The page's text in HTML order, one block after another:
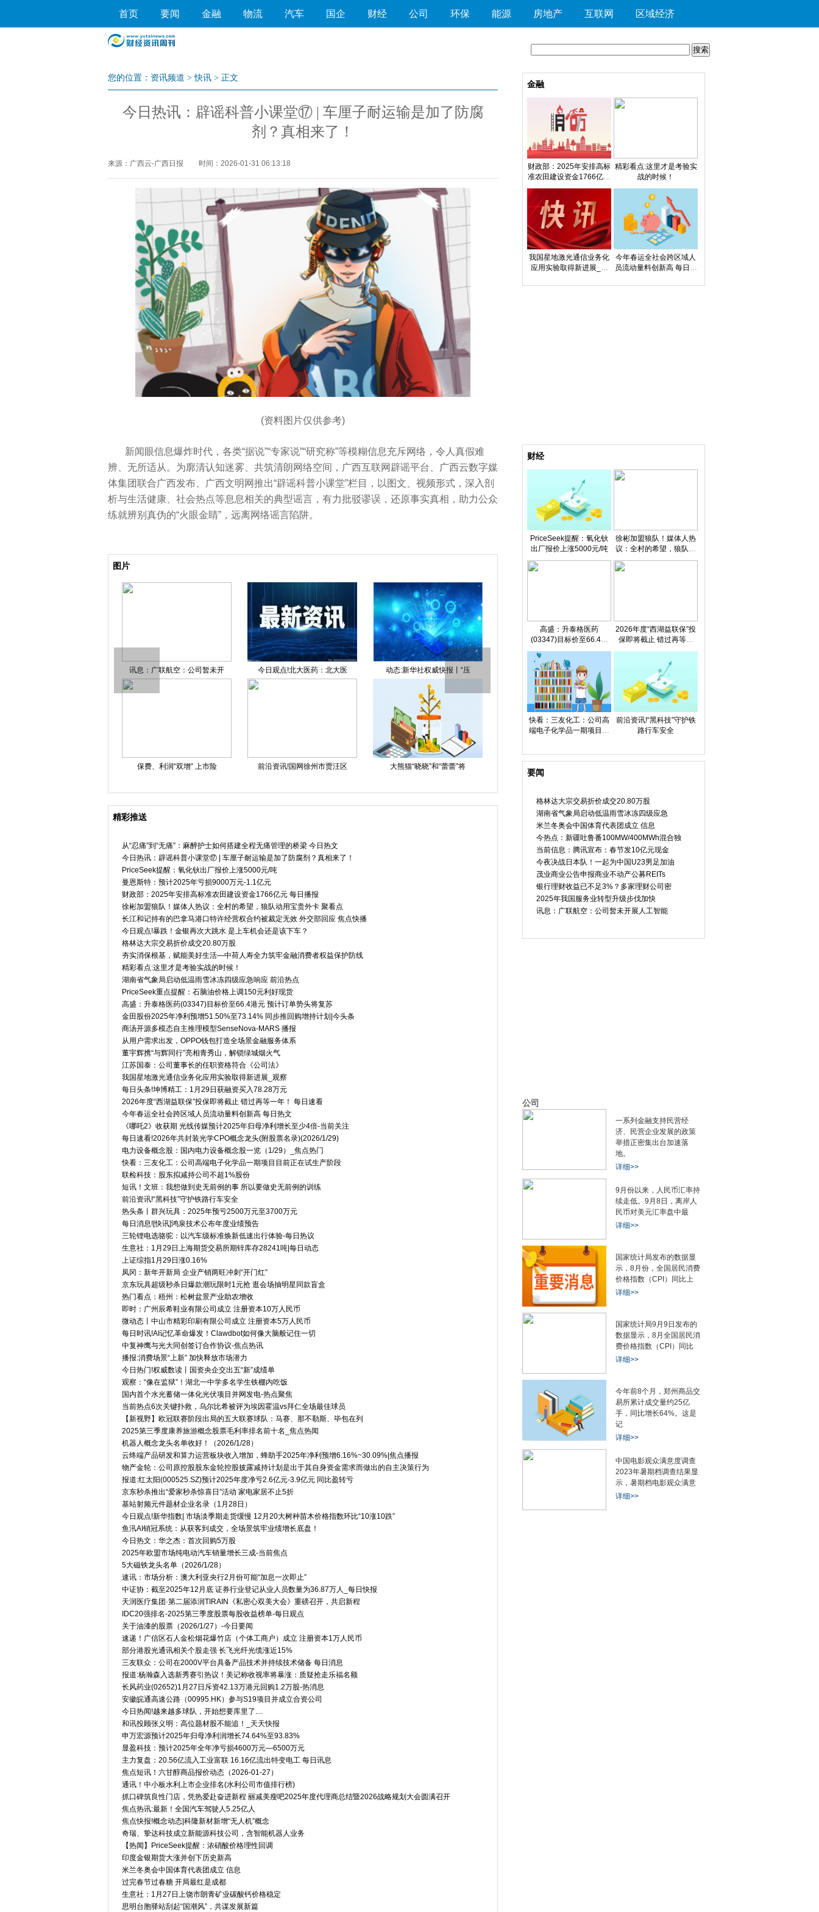
首页 要闻 金融 物流 汽车 国企 财经 公司 环保 能源 房地产 互联网 区域经济
您的位置： 资讯频道 >快讯 > 正文
今日热讯：辟谣科普小课堂⑰ | 车厘子耐运输是加了防腐
剂？真相来了！
来源：广西云-广西日报 时间：2026-01-31 06:13:18
(资料图片仅供参考)
新闻眼信息爆炸时代，各类“据说”“专家说”“研究称”等模糊信息充斥网络，令人真假难
辨、无所适从。为廓清认知迷雾、共筑清朗网络空间，广西互联网辟谣平台、广西云数字媒
体集团联合广西发布、广西文明网推出“辟谣科普小课堂”栏目，以图文、视频形式，深入剖
析与生活健康、社会热点等息息相关的典型谣言，有力批驳谬误，还原事实真相，助力公众
练就辨别真伪的“火眼金睛”，远离网络谣言陷阱。
图片
讯息：广联航空：公司暂未开 今日观点!北大医药：北大医 动态:新华社权威快报丨“压
保费、利润“双增” 上市险 前沿资讯!国网徐州市贾汪区 大熊猫“晓晓”和“蕾蕾”将
当前关注:多部门打出精准服 【环球财经】2025年荷兰农产
太阳最美忠实女球迷！本赛季
精彩推送
从“忍痛”到“无痛”：麻醉护士如何搭建全程无痛管理的桥梁 今日热文
今日热讯：辟谣科普小课堂⑰ | 车厘子耐运输是加了防腐剂？真相来了！
PriceSeek提醒：氧化钬出厂报价上涨5000元/吨
曼恩斯特：预计2025年亏损9000万元-1.1亿元
财政部：2025年安排高标准农田建设资金1766亿元 每日播报
徐彬加盟狼队！媒体人热议：全村的希望，狼队动用宝贵外卡 聚看点
长江和记持有的巴拿马港口特许经营权合约被裁定无效 外交部回应 焦点快播
今日观点!暴跌！金银再次大跳水 是上车机会还是该下车？
格林达大宗交易折价成交20.80万股
夯实消保根基，赋能美好生活—中荷人寿全力筑牢金融消费者权益保护防线
精彩看点:这里才是考验实战的时候！
湖南省气象局启动低温雨雪冰冻四级应急响应 前沿热点
PriceSeek重点提醒：石脑油价格上调150元利好现货
高盛：升泰格医药(03347)目标价至66.4港元 预计订单势头将复苏
金田股份2025年净利预增51.50%至73.14% 同步推回购增持计划|今头条
商汤开源多模态自主推理模型SenseNova-MARS 播报
从用户需求出发，OPPO钱包打造全场景金融服务体系
董宇辉携“与辉同行”亮相青秀山，解锁绿城烟火气
江苏国泰：公司董事长的任职资格符合《公司法》
我国星地激光通信业务化应用实验取得新进展_观察
每日头条!坤博精工：1月29日获融资买入78.28万元
2026年度“西湖益联保”投保即将截止 错过再等一年！ 每日速看
今年春运全社会跨区域人员流动量料创新高 每日热文
《哪吒2》收获期 光线传媒预计2025年归母净利增长至少4倍-当前关注
每日速看!2026年共封装光学CPO概念龙头(附股票名录)(2026/1/29)
电力设备概念股：国内电力设备概念股一览（1/29）_焦点热门
快看：三友化工：公司高端电子化学品一期项目目前正在试生产阶段
联检科技：股东拟减持公司不超1%股份
短讯！文班：我想做到史无前例的事 所以要做史无前例的训练
前沿资讯!“黑科技”守护铁路行车安全
热头条丨群兴玩具：2025年预亏2500万元至3700万元
每日消息![快讯]鸿泉技术公布年度业绩预告
三轮锂电选骆驼：以汽车级标准焕新低速出行体验-每日热议
生意社：1月29日上海期货交易所期锌库存28241吨|每日动态
上证综指1月29日涨0.16%
凤冈：新年开新局 企业产销两旺冲刺“开门红”
京东玩具超级秒杀日爆款潮玩限时1元抢 逛会场抽明星同款盲盒
热门看点：梧州：松树盆景产业助农增收
即时：广州辰希鞋业有限公司成立 注册资本10万人民币
微动态丨中山市精彩印刷有限公司成立 注册资本5万人民币
每日时讯!AI记忆革命爆发！Clawdbot如何像大脑般记住一切
中复神鹰与光大同创签订合作协议-焦点热讯
播报:消费场景“上新” 加快释放市场潜力
今日热门!权威数读丨国资央企交出五“新”成绩单
观察：“像在监狱”！湖北一中学多名学生铁棚内吃饭
国内首个水光蓄储一体化光伏项目并网发电-热点聚焦
当前热点6次关键扑救，乌尔比希被评为埃因霍温vs拜仁全场最佳球员
【新视野】欧冠联赛阶段出局的五大联赛球队：马赛、那不勒斯、毕包在列
2025第三季度康养旅游概念股票毛利率排名前十名_焦点热闻
机器人概念龙头名单收好！（2026/1/28）
云终端产品研发和算力运营板块收入增加，蜂助手2025年净利预增6.16%~30.09%|焦点播报
物产金轮：公司原控股股东金轮控股披露减持计划是出于其自身资金需求而做出的自主决策行为
报道:红太阳(000525.SZ)预计2025年度净亏2.6亿元-3.9亿元 同比盈转亏
京东秒杀推出“爱家秒杀惊喜日”活动 家电家居不止5折
基站射频元件题材企业名录（1月28日）
今日观点!新华指数| 市场淡季期走货缓慢 12月20大树种苗木价格指数环比“10涨10跌”
鱼汛AI销冠系统：从获客到成交，全场景筑牢业绩增长底盘！
今日热文：华之杰：首次回购5万股
2025年欧盟市场纯电动汽车销量增长三成-当前焦点
5大磁铁龙头名单（2026/1/28）
速讯：市场分析：澳大利亚央行2月份可能“加息一次即止”
中证协：截至2025年12月底 证券行业登记从业人员数量为36.87万人_每日快报
天润医疗集团·第二届添润TIRAIN《私密心双美大会》重磅召开，共启新程
IDC20强排名-2025第三季度股票每股收益榜单-每日观点
关于油漆的股票（2026/1/27）-今日要闻
速递！广信区石人金松烟花爆竹店（个体工商户）成立 注册资本1万人民币
部分港股光通讯相关个股走强 长飞光纤光缆涨近15%
三友联众：公司在2000V平台具备产品技术并持续技术储备 每日消息
报道:杨瀚森入选新秀赛引热议！美记称收视率将暴涨：质疑抢走乐福名额
长风药业(02652)1月27日斥资42.13万港元回购1.2万股-热消息
安徽皖通高速公路（00995.HK）参与S19项目并成立合资公司
今日热闻!越来越多球队，开始想要库里了....
和讯投顾张义明：高位题材股不能追！_天天快报
申万宏源预计2025年归母净利润增长74.64%至93.83%
显盈科技：预计2025年全年净亏损4600万元—6500万元
主力复盘：20.56亿流入工业富联 16.16亿流出特变电工 每日讯息
焦点短讯！六甘醇商品报价动态（2026-01-27）
通讯！中小板水利上市企业排名(水利公司市值排行榜)
抓口碑筑良性门店，凭热爱赴奋进新程 丽减美瘦吧2025年度代理商总结暨2026战略规划大会圆满召开
焦点热讯:最新！全国汽车驾驶人5.25亿人
焦点快报!概念动态|科隆新材新增“无人机”概念
奇瑞、挚达科技成立新能源科技公司，含智能机器人业务
【热闻】PriceSeek提醒：浓硝酸价格理性回调
印度金银期货大涨并创下历史新高
米兰冬奥会中国体育代表团成立 信息
过完春节过春糖 开局最红是成都
生意社：1月27日上饶市朗青矿业碳酸钙价格稳定
思明台胞驿站刮起“国潮风”，共谋发展新篇
金融
财政部：2025年安排高标
准农田建设资金1766亿元
每日播报
精彩看点:这里才是考验实
战的时候！
我国星地激光通信业务化
应用实验取得新进展_观
今年春运全社会跨区域人
员流动量料创新高 每日热
财经
PriceSeek提醒：氧化钬
出厂报价上涨5000元/吨
徐彬加盟狼队！媒体人热
议：全村的希望，狼队动
用宝贵外卡 聚看点
高盛：升泰格医药
(03347)目标价至66.4港
元 预计订单势头将复苏
2026年度“西湖益联保”投
保即将截止 错过再等一
年！ 每日速看
快看：三友化工：公司高
端电子化学品一期项目目
前沿资讯!“黑科技”守护铁
路行车安全
要闻
格林达大宗交易折价成交20.80万股
湖南省气象局启动低温雨雪冰冻四级应急
米兰冬奥会中国体育代表团成立 信息
今热点：新疆吐鲁番100MW/400MWh混合独
当前信息：腾讯宣布：春节发10亿元现金
今夜决战日本队！一起为中国U23男足加油
茂业商业公告申报商业不动产公募REITs
银行理财收益已不足3%？多家理财公司密
2025年我国服务业转型升级步伐加快
讯息：广联航空：公司暂未开展人工智能
公司
一系列金融支持民营经
济、民营企业发展的政策
举措正密集出台加速落
地。
详细>>
9月份以来，人民币汇率持
续走低。9月8日，离岸人
民币对美元汇率盘中最
详细>>
国家统计局发布的数据显
示，8月份，全国居民消费
价格指数（CPI）同比上
详细>>
国家统计局9月9日发布的
数据显示，8月全国居民消
费价格指数（CPI）同比
详细>>
今年前8个月，郑州商品交
易所累计成交量约25亿
手，同比增长64%。这是
记
详细>>
中国电影观众满意度调查
2023年暑期档调查结果显
示，暑期档电影观众满意
详细>>